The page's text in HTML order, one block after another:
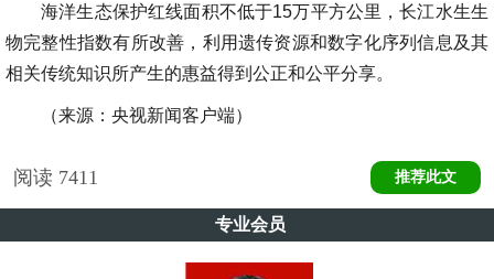
海洋生态保护红线面积不低于15万平方公里，长江水生生
物完整性指数有所改善，利用遗传资源和数字化序列信息及其
相关传统知识所产生的惠益得到公正和公平分享。
（来源：央视新闻客户端）
阅读 7411 推荐此文
专业会员